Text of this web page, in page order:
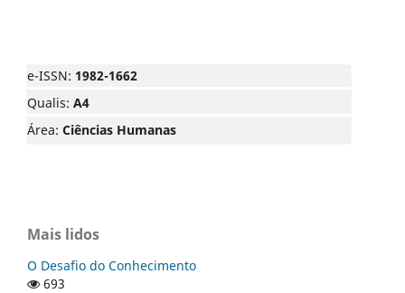
e-ISSN: 1982-1662
Qualis: A4
Área: Ciências Humanas
Mais lidos
O Desafio do Conhecimento
693